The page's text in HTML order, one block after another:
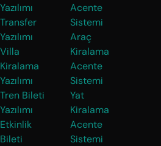
Yazılımı
Transfer
Yazılımı
Villa
Kiralama
Yazılımı
Tren Bileti
Yazılımı
Etkinlik
Bileti
Acente
Sistemi
Araç
Kiralama
Acente
Sistemi
Yat
Kiralama
Acente
Sistemi